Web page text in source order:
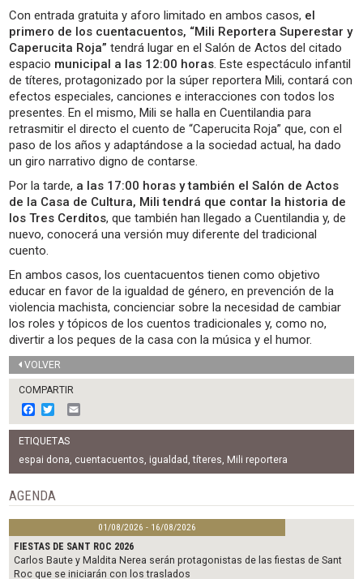
Con entrada gratuita y aforo limitado en ambos casos, el
primero de los cuentacuentos, “Mili Reportera Superestar y
Caperucita Roja” tendrá lugar en el Salón de Actos del citado
espacio municipal a las 12:00 horas. Este espectáculo infantil
de títeres, protagonizado por la súper reportera Mili, contará con
efectos especiales, canciones e interacciones con todos los
presentes. En el mismo, Mili se halla en Cuentilandia para
retrasmitir el directo el cuento de “Caperucita Roja” que, con el
paso de los años y adaptándose a la sociedad actual, ha dado
un giro narrativo digno de contarse.
Por la tarde, a las 17:00 horas y también el Salón de Actos
de la Casa de Cultura, Mili tendrá que contar la historia de
los Tres Cerditos, que también han llegado a Cuentilandia y, de
nuevo, conocerá una versión muy diferente del tradicional
cuento.
En ambos casos, los cuentacuentos tienen como objetivo
educar en favor de la igualdad de género, en prevención de la
violencia machista, concienciar sobre la necesidad de cambiar
los roles y tópicos de los cuentos tradicionales y, como no,
divertir a los peques de la casa con la música y el humor.
VOLVER
COMPARTIR
F
a
c
e
b
o
o
k
w
i
t
t
e
m
a
l
ETIQUETAS
espai dona, cuentacuentos, igualdad ,títeres, Mili reportera
AGENDA
01/08/2026 - 16/08/2026
FIESTAS DE SANT ROC 2026
Carlos Baute y Maldita Nerea serán protagonistas de las fiestas de Sant
Roc que se iniciarán con los traslados